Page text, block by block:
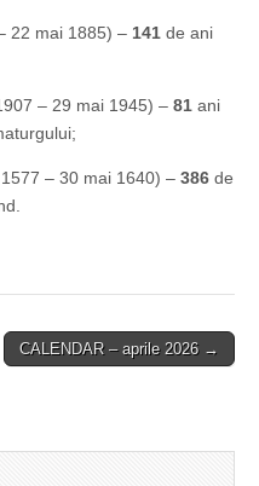
22 mai 1885) – 141 de ani
– 29 mai 1945) – 81 ani
– 30 mai 1640) – 386 de
CALENDAR – aprile 2026 →